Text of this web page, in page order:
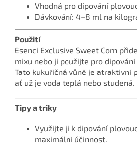
Vhodná pro dipování
Dávkování: 4–8 ml na
Použití
Esenci Exclusive Sweet Corn
mixu nebo ji použijte pro dipování
Tato kukuřičná vůně je atraktivní
ať už je voda teplá nebo studená.
Tipy a triky
Využijte ji k dipování
maximální účinnost.